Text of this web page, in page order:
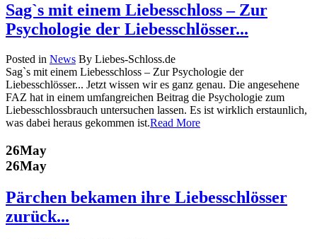
Sag`s mit einem Liebesschloss – Zur
Psychologie der Liebesschlösser...
Posted in News By Liebes-Schloss.de
Sag`s mit einem Liebesschloss – Zur Psychologie der
Liebesschlösser... Jetzt wissen wir es ganz genau. Die angesehene
FAZ hat in einem umfangreichen Beitrag die Psychologie zum
Liebesschlossbrauch untersuchen lassen. Es ist wirklich erstaunlich,
was dabei heraus gekommen ist.Read More
26May
26May
Pärchen bekamen ihre Liebesschlösser
zurück...